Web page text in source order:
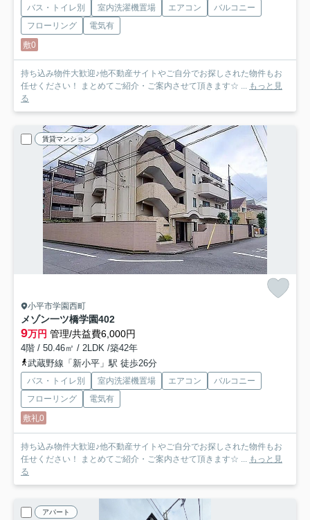
バス・トイレ別 室内洗濯機置場 エアコン
バルコニー
フローリング
電気有
敷0
持ち込み物件大歓迎♪他不動産サイトやご自分でお探しされた物件もお
任せください！ まとめてご紹介・ご案内させて頂きます☆ ... もっと見
る
賃貸マンション
小平市学園西町
メゾン一ツ橋学園402
9万円 管理/共益費6,000円
4階 / 50.46㎡ / 2LDK /築42年
武蔵野線「新小平」駅 徒歩26分
バス・トイレ別 室内洗濯機置場 エアコン
バルコニー
フローリング
電気有
敷礼0
持ち込み物件大歓迎♪他不動産サイトやご自分でお探しされた物件もお
任せください！ まとめてご紹介・ご案内させて頂きます☆ ... もっと見
る
アパート